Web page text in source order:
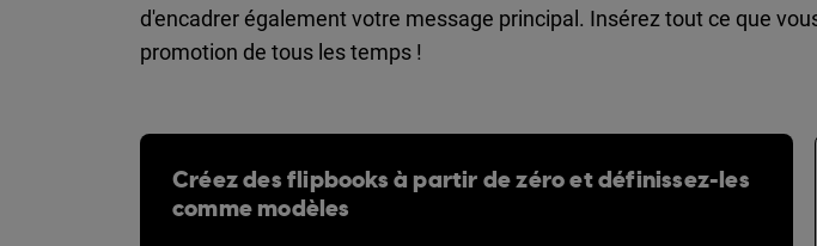
d'encadrer également votre message principal. Insérez tout ce que
promotion de tous les temps !
Créez des flipbooks à partir de zéro et définissez-les
comme modèles